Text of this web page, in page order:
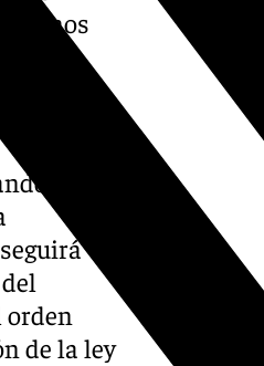
el
con la
con
orden
de la ley